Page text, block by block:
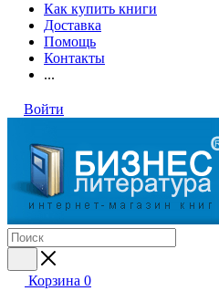
Как купить книги
Доставка
Помощь
Контакты
...
Войти
Корзина 0